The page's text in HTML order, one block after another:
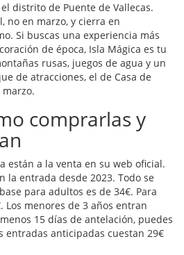
distrito de Puente de Vallecas.
no en marzo, y cierra en
Si buscas una experiencia más
de época, Isla Mágica es tu
rusas, juegos de agua y un
de atracciones, el de Casa de
comprarlas y
están a la venta en su web oficial.
la entrada desde 2023. Todo se
para adultos es de 34€. Para
Los menores de 3 años entran
15 días de antelación, puedes
entradas anticipadas cuestan 29€